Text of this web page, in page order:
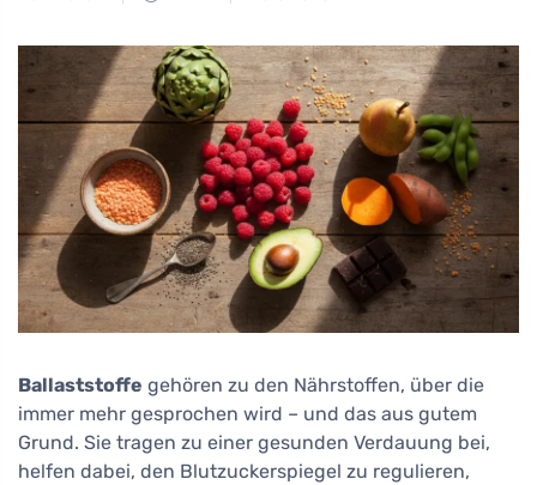
Ballaststoffe gehören zu den Nährstoffen, über die
immer mehr gesprochen wird – und das aus gutem
Grund. Sie tragen zu einer gesunden Verdauung bei,
helfen dabei, den Blutzuckerspiegel zu regulieren,